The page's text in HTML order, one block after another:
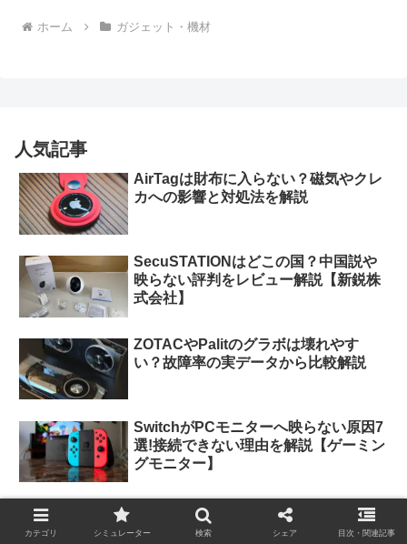
ホーム ガジェット・機材
人気記事
AirTagは財布に入らない？磁気やクレ
カへの影響と対処法を解説
SecuSTATIONはどこの国？中国説や
映らない評判をレビュー解説【新鋭株
式会社】
ZOTACやPalitのグラボは壊れやす
い？故障率の実データから比較解説
SwitchがPCモニターへ映らない原因7
選!接続できない理由を解説【ゲーミン
グモニター】
OPPOは充電器がついてない？オスス
メ代用充電器3選や充電ケーブルを解
カテゴリ シミュレーター 検索 シェア 目次・関連記事